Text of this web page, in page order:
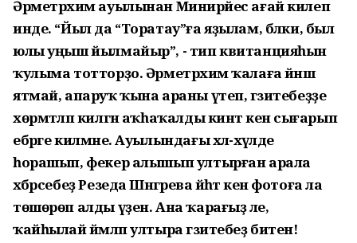
Әрметрәхим ауылынан Минирәйес ағай килеп
инде. “Йыл да “Торатау”ға яҙылам, бәлки, был
юлы уңыш йылмайыр”, - тип квитанцияһын
ҡулыма тотторҙо. Әрметрәхим ҡалаға йәнәш
ятмай, апаруҡ ҡына араны үтеп, гәзитебеҙҙе
хөрмәтләп килгән аҡһаҡалды кинәт кенә сығарып
ебәрге килмәне. Ауылындағы хәл-әхүәлде
һорашып, фекер алышып ултырған арала
хәбәрсебеҙ Резеда Шәнгәрәева йәһәт кенә фотоға ла
төшөрөп алды үҙен. Ана ҡарағыҙ әле,
ҡайһылай йәмләп ултыра гәзитебеҙ битен!